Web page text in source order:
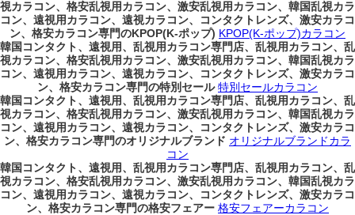
視カラコン、格安乱視用カラコン、激安乱視用カラコン、韓国乱視カラ
コン、遠視用カラコン、遠視カラコン、コンタクトレンズ、激安カラコ
ン、格安カラコン専門のKPOP(K-ポップ) KPOP(K-ポップ)カラコン
韓国コンタクト、遠視用、乱視用カラコン専門店、乱視用カラコン、乱
視カラコン、格安乱視用カラコン、激安乱視用カラコン、韓国乱視カラ
コン、遠視用カラコン、遠視カラコン、コンタクトレンズ、激安カラコ
ン、格安カラコン専門の特別セール 特別セールカラコン
韓国コンタクト、遠視用、乱視用カラコン専門店、乱視用カラコン、乱
視カラコン、格安乱視用カラコン、激安乱視用カラコン、韓国乱視カラ
コン、遠視用カラコン、遠視カラコン、コンタクトレンズ、激安カラコ
ン、格安カラコン専門のオリジナルブランド オリジナルブランドカラ
コン
韓国コンタクト、遠視用、乱視用カラコン専門店、乱視用カラコン、乱
視カラコン、格安乱視用カラコン、激安乱視用カラコン、韓国乱視カラ
コン、遠視用カラコン、遠視カラコン、コンタクトレンズ、激安カラコ
ン、格安カラコン専門の格安フェアー 格安フェアーカラコン